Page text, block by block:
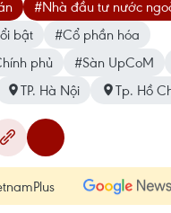
#Nhà đầu tư nước
bật
#Cổ phần hóa
phủ
#Sàn UpCoM
TP. Hà Nội Tp. Hồ